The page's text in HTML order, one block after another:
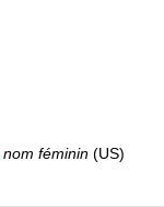
nom féminin (US)